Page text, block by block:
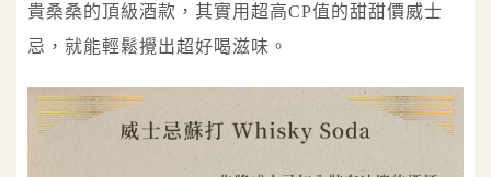
貴桑桑的頂級酒款，其實用超高CP值的甜甜價威士
忌，就能輕鬆攪出超好喝滋味。